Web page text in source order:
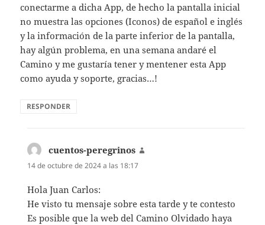
conectarme a dicha App, de hecho la pantalla inicial
no muestra las opciones (Iconos) de español e inglés
y la información de la parte inferior de la pantalla,
hay algún problema, en una semana andaré el
Camino y me gustaría tener y mentener esta App
como ayuda y soporte, gracias…!
RESPONDER
cuentos-peregrinos
14 de octubre de 2024 a las 18:17
Hola Juan Carlos:
He visto tu mensaje sobre esta tarde y te contesto
Es posible que la web del Camino Olvidado haya